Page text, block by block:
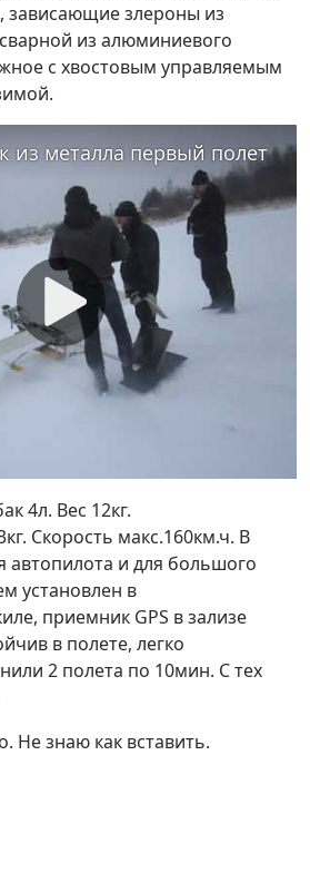
зависающие злероны из
из алюминиевого
с хвостовым управляемым
из металла первый полет
4л. Вес 12кг.
Скорость макс.160км.ч. В
автопилота и для большого
установлен в
приемник GPS в зализе
в полете, легко
2 полета по 10мин. С тех
Не знаю как вставить.